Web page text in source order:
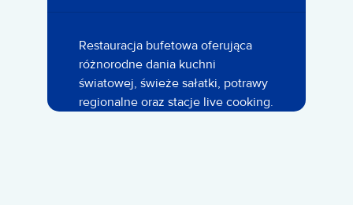
Restauracja bufetowa oferująca
różnorodne dania kuchni
światowej, świeże sałatki, potrawy
regionalne oraz stacje live cooking.